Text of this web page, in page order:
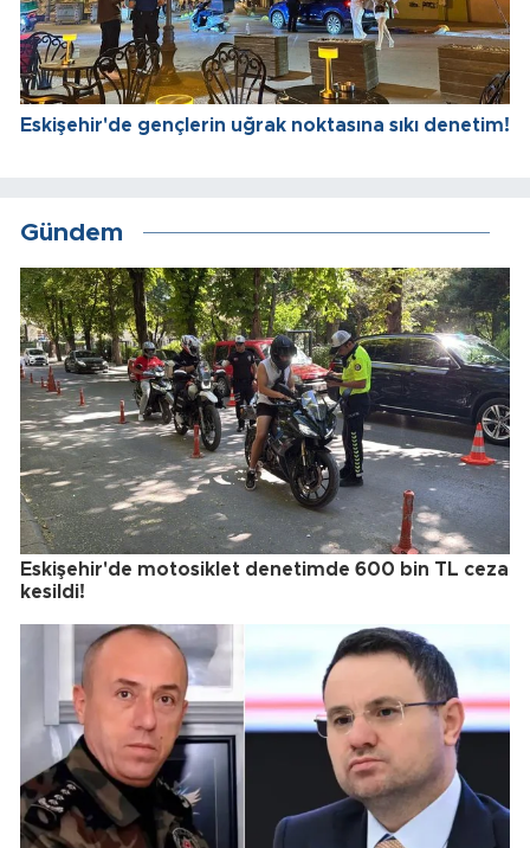
Eskişehir'de gençlerin uğrak noktasına sıkı denetim!
Gündem
Eskişehir'de motosiklet denetimde 600 bin TL ceza
kesildi!